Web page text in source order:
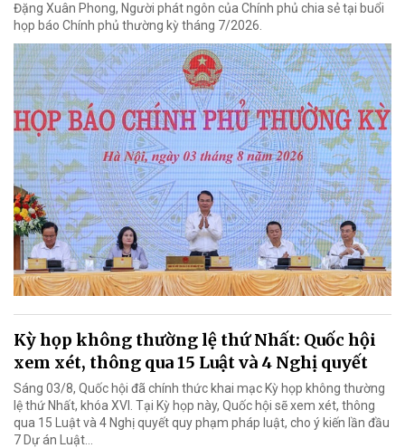
Đặng Xuân Phong, Người phát ngôn của Chính phủ chia sẻ tại buổi
họp báo Chính phủ thường kỳ tháng 7/2026.
Kỳ họp không thường lệ thứ Nhất: Quốc hội
xem xét, thông qua 15 Luật và 4 Nghị quyết
Sáng 03/8, Quốc hội đã chính thức khai mạc Kỳ họp không thường
lệ thứ Nhất, khóa XVI. Tại Kỳ họp này, Quốc hội sẽ xem xét, thông
qua 15 Luật và 4 Nghị quyết quy phạm pháp luật, cho ý kiến lần đầu
7 Dự án Luật…